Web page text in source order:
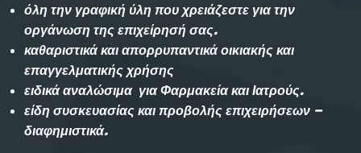
όλη την γραφική ύλη που χρειάζεστε για την
οργάνωση της επιχείρησή σας.
καθαριστικά και απορρυπαντικά οικιακής και
επαγγελματικής χρήσης
ειδικά αναλώσιμα για Φαρμακεία και Ιατρούς.
είδη συσκευασίας και προβολής επιχειρήσεων –
διαφημιστικά.